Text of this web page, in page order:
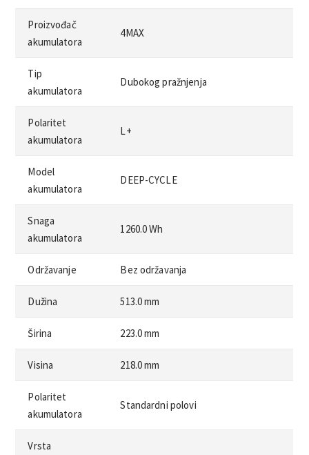
Proizvođač
akumulatora
4MAX
Tip
akumulatora
Dubokog pražnjenja
Polaritet
akumulatora
L+
Model
akumulatora
DEEP-CYCLE
Snaga
akumulatora
1260.0 Wh
Održavanje Bez održavanja
Dužina 513.0 mm
Širina 223.0 mm
Visina 218.0 mm
Polaritet
akumulatora
Standardni polovi
Vrsta